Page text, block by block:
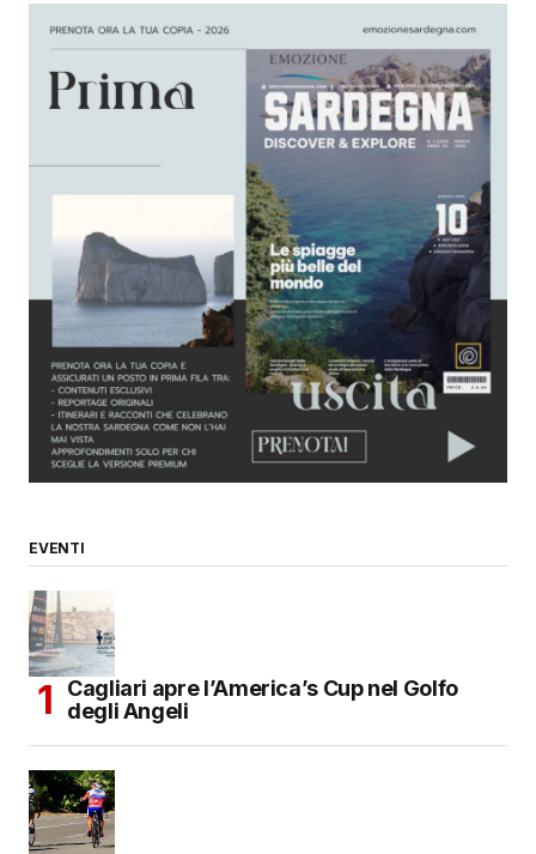
EVENTI
Cagliari apre l’America’s Cup nel Golfo
degli Angeli